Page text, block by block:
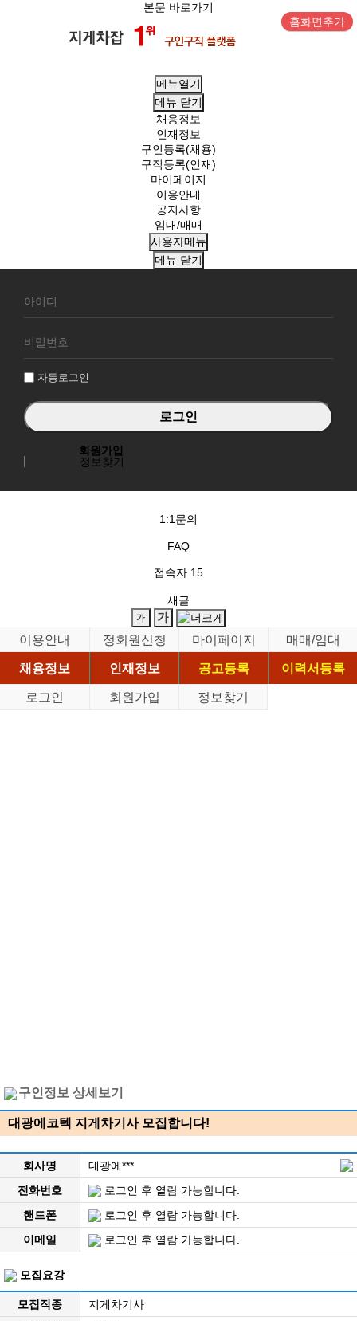
본문 바로가기
홈화면추가
메뉴열기
메뉴 닫기
채용정보
인재정보
구인등록(채용)
구직등록(인재)
마이페이지
이용안내
공지사항
임대/매매
사용자메뉴
메뉴 닫기
원
그
자동로그인
회원가입
정보찾기
1:1문의
FAQ
접속자 15
새글
이용안내 정회원신청 마이페이지
매매/임대
채용정보
인재정보 공고등록
이력서등록
로그인
회원가입 정보찾기
구인정보 상세보기
대광에코텍 지게차기사 모집합니다!
회사명
대광에***
전화번호
로그인 후 열람 가능합니다.
핸드폰
로그인 후 열람 가능합니다.
이메일
로그인 후 열람 가능합니다.
모집요강
모집직종
지게차기사